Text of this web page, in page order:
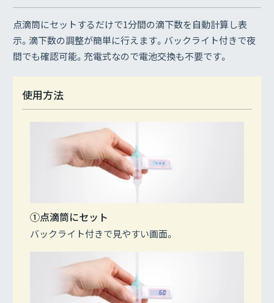
点滴筒にセットするだけで1分間の滴下数を自動計算し表
示。滴下数の調整が簡単に行えます。バックライト付きで夜
間でも確認可能。充電式なので電池交換も不要です。
使用方法
①点滴筒にセット
バックライト付きで見やすい画面。